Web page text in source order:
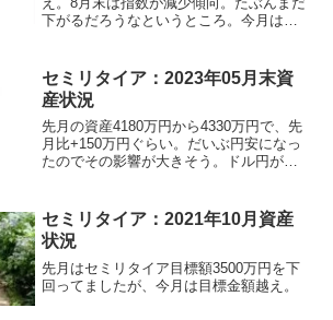
下がるだろうなというところ。今月は目
セミリタイア：2023年05月末資
産状況
先月の資産4180万円から4330万円で、先
月比+150万円ぐらい。だいぶ円安になっ
たのでその影響が大きそう。ドル円がま
セミリタイア：2021年10月資産
状況
先月はセミリタイア目標額3500万円を下
回ってましたが、今月は目標金額越え。